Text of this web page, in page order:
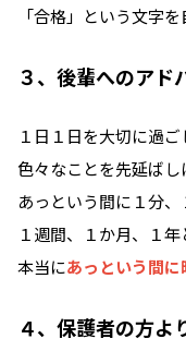
「合格」という文字
３、後輩へのアド
１日１日を大切に過ご
色々なことを先延ばし
あっという間に１分、
１週間、１か月、１年
本当にあっという間に
４、保護者の方よ